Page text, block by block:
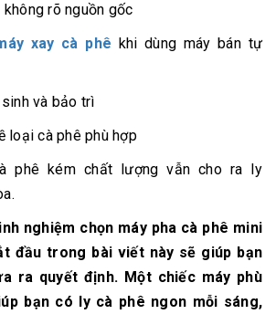
không rõ nguồn gốc
xay cà phê khi dùng máy bán tự
và bảo trì
loại cà phê phù hợp
phê kém chất lượng vẫn cho ra ly
nghiệm chọn máy pha cà phê mini
đầu trong bài viết này sẽ giúp bạn
ra quyết định. Một chiếc máy phù
bạn có ly cà phê ngon mỗi sáng,